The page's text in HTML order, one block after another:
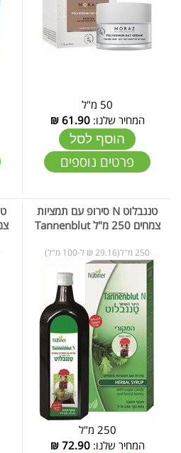
50 מ"ל
המחיר שלנו:61.90
₪
הוסף לסל
פרטים נוספים
טננבלוט N סירופ עם תמציות
צמחים 250 מ"ל Tannenblut
250 מ"ל(29.16 ₪ ל-100 מ"ל)
250 מ"ל
המחיר שלנו:72.90
₪